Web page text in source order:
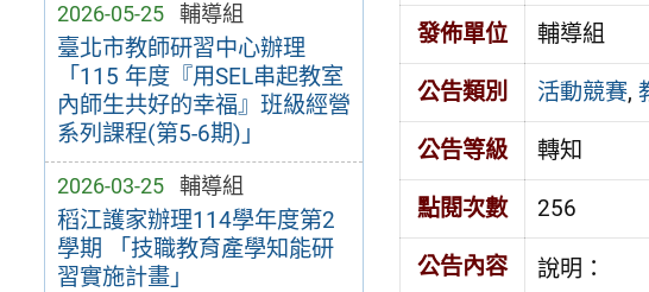
2026-05-25 輔導組
臺北市教師研習中心辦理
「115 年度『用SEL串起教室
內師生共好的幸福』班級經營
系列課程(第5-6期)」
2026-03-25 輔導組
稻江護家辦理114學年度第2
學期 「技職教育產學知能研
習實施計畫」
發佈單位 輔導組
公告類別 活動競賽,
公告等級 轉知
點閱次數 256
公告內容
說明：